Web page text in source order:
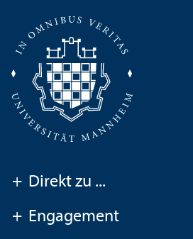
+ Direkt zu ...
+ Engagement